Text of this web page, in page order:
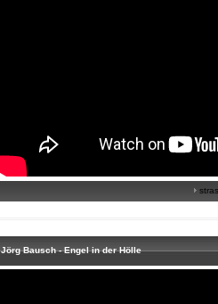
Jörg Bausch - Engel in der Hölle